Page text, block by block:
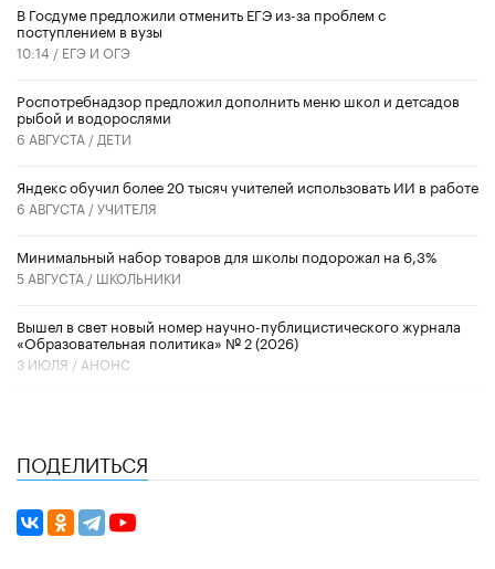
В Госдуме предложили отменить ЕГЭ из-за проблем с
поступлением в вузы
10:14 / ЕГЭ И ОГЭ
Роспотребнадзор предложил дополнить меню школ и детсадов
рыбой и водорослями
6 АВГУСТА / ДЕТИ
​Яндекс обучил более 20 тысяч учителей использовать ИИ в работе
6 АВГУСТА /УЧИТЕЛЯ
Минимальный набор товаров для школы подорожал на 6,3%
5 АВГУСТА / ШКОЛЬНИКИ
Вышел в свет новый номер научно-публицистического журнала
«Образовательная политика» № 2 (2026)
3 ИЮЛЯ / АНОНС
ПОДЕЛИТЬСЯ